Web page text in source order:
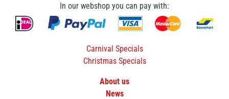
In our webshop you can pay with:
Carnival Specials
Christmas Specials
About us
News